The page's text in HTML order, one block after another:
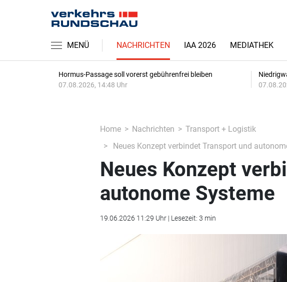
MENÜ NACHRICHTEN IAA 2026 MEDIATHEK
Hormus-Passage soll vorerst gebührenfrei bleiben
07.08.2026, 14:48 Uhr
Home Nachrichten
Transport + Logistik
Neues Konzept verbindet Transport und
Neues Konzept
autonome Systeme
19.06.2026 11:29 Uhr | Lesezeit: 3 min